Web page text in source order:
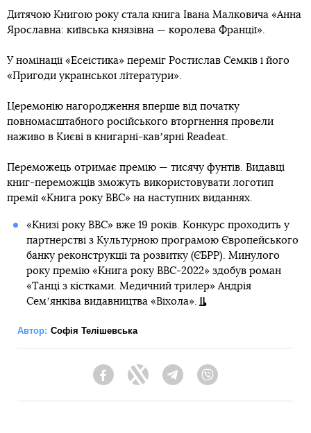
Дитячою Книгою року стала книга Івана Малковича «Анна
Ярославна: київська князівна — королева Франції».
У номінації «Есеїстика» переміг Ростислав Семків і його
«Пригоди української літератури».
Церемонію нагородження вперше від початку
повномасштабного російського вторгнення провели
наживо в Києві в книгарні-кавʼярні Readeat.
Переможець отримає премію — тисячу фунтів. Видавці
книг-переможців зможуть використовувати логотип
премії «Книга року ВВС» на наступних виданнях.
«Книзі року ВВС» вже 19 років. Конкурс проходить у
партнерстві з Культурною програмою Європейського
банку реконструкції та розвитку (ЄБРР). Минулого
року премію «Книга року BBC-2022» здобув роман
«Танці з кістками. Медичний трилер» Андрія
Семʼянківа видавництва «Віхола».
Автор: Софія Телішевська
FacebookTwitter Telegram